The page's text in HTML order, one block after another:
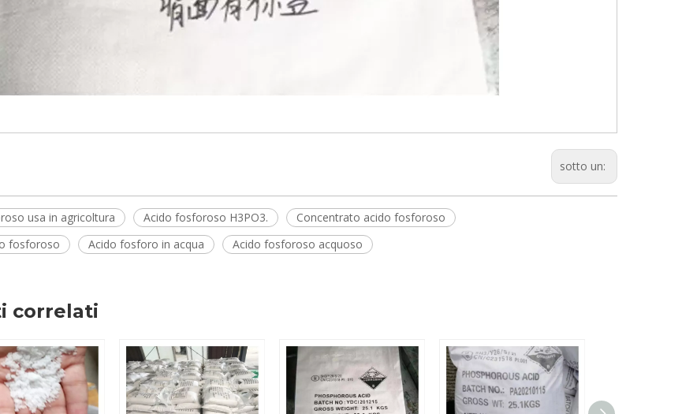
sotto un:
usa in agricoltura Acido fosforoso H3PO3.
Concentrato acido fosforoso
fosforoso
Acido fosforo in acqua Acido fosforoso acquoso
correlati